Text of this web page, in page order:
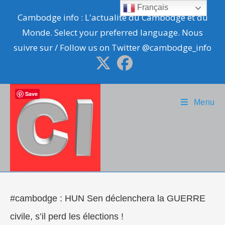
content
Cambodge info : L'actualité du Cambodge et du
Monde. Select your preferred language. Nous
suivre sur / Follow us on Twitter @cambodge_info
Menu
#cambodge : HUN Sen déclenchera la GUERRE
civile, s’il perd les élections !
Français
Save